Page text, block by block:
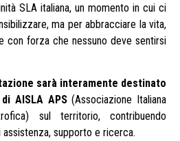
SLA italiana, un momento in cui ci
ma per abbracciare la vita,
con forza che nessuno deve sentirsi
sarà interamente destinato
AISLA APS(Associazione Italiana
sul territorio, contribuendo
supporto e ricerca.